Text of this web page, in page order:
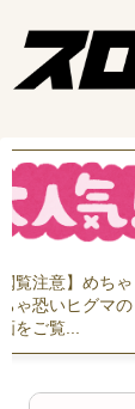
覧注意】めちゃ
ゃ恐いヒグマの
をご覧...